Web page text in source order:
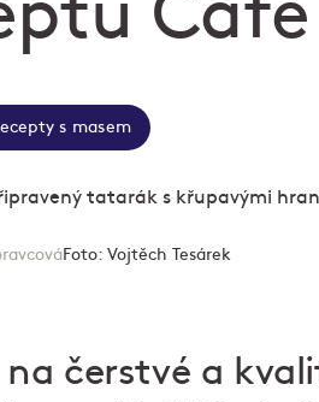
Café
s masem
Foto: Vojtěch Tesárek
na čerstvé a